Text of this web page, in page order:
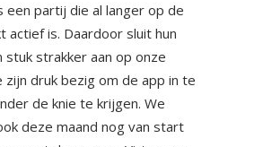
een partij die al langer op de
actief is. Daardoor sluit hun
stuk strakker aan op onze
zijn druk bezig om de app in te
de knie te krijgen. We
deze maand nog van start